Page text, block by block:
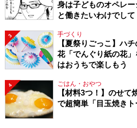
身は子どものオペレ
と働きたいわけでし
3 手づくり
【夏祭りごっこ】ハ
花「でんぐり紙の花」
はおうちで楽しもう
4 ごはん・おやつ
【材料3つ！】のせて
で超簡単「目玉焼きト